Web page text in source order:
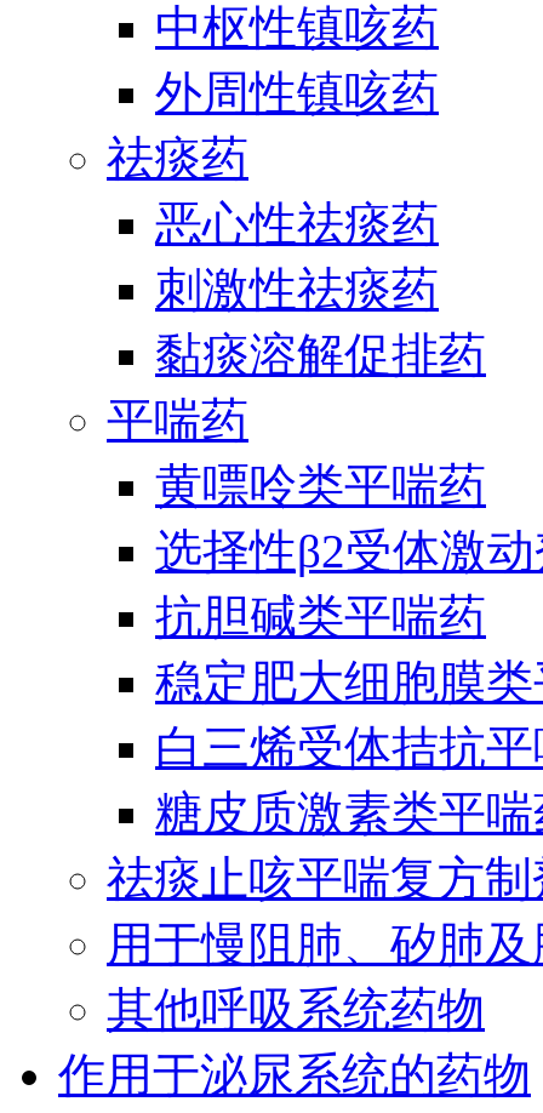
中枢性镇咳药
外周性镇咳药
祛痰药
恶心性祛痰药
刺激性祛痰药
黏痰溶解促排药
平喘药
黄嘌呤类平喘药
选择性β2受体激
抗胆碱类平喘药
稳定肥大细胞膜
白三烯受体拮抗
糖皮质激素类平
祛痰止咳平喘复方制
用于慢阻肺、矽肺
其他呼吸系统药物
作用于泌尿系统的药物